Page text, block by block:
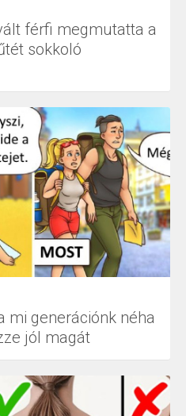
férfi megmutatta a
sokkoló
mi generációnk néha
jól magát